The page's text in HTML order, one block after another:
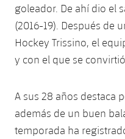
goleador. De ahí dio el
(2016-19). Después de
Hockey Trissino, el
y con el que se
A sus 28 años destaca
además de un buen
temporada ha